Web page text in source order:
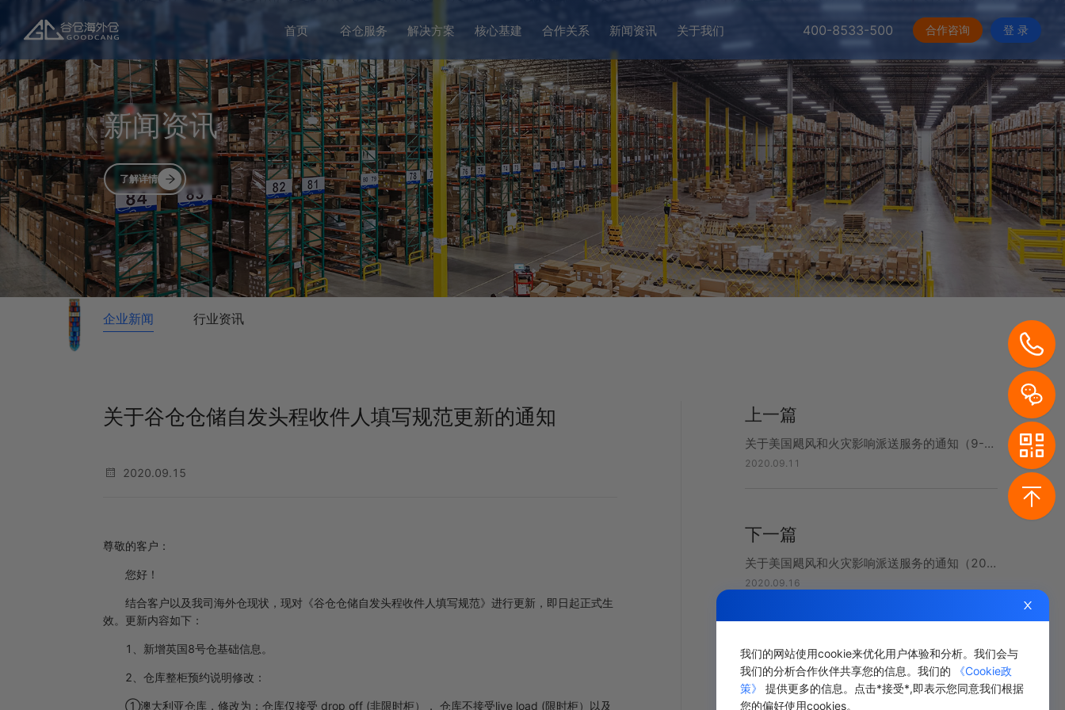
我们的网站使用cookie来优化用户体验和分析。我们会与
我们的分析合作伙伴共享您的信息。我们的
《Cookie政
策》
提供更多的信息。点击*接受*,即表示您同意我们根据
您的偏好使用cookies。
首页 谷仓服务 解决方案 核心基建 合作关系 新闻资讯 关于我们 400-8533-500 合作咨询 登 录
新闻资讯
了解详情
企业新闻 行业资讯
关于谷仓仓储自发头程收件人填写规范更新的通知
2020.09.15
尊敬的客户：
您好！
结合客户以及我司海外仓现状，现对《谷仓仓储自发头程收件人填写规范》进行更新，即日起正式生
效。更新内容如下：
1、新增英国8号仓基础信息。
2、仓库整柜预约说明修改：
①澳大利亚仓库，修改为：仓库仅接受 drop off (非限时柜）， 仓库不接受live load (限时柜）以及
上一篇
关于美国飓风和火灾影响派送服务的通知（9-11）
2020.09.11
下一篇
关于美国飓风和火灾影响派送服务的通知（2020-9-16）
2020.09.16
相关推荐